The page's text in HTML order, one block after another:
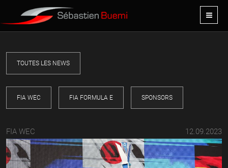
TOUTES LES NEWS
FIA WEC FIA FORMULA E SPONSORS
FIA WEC 12.09.2023